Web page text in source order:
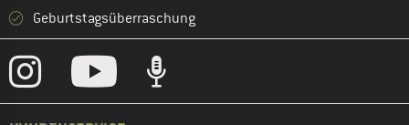
Geburtstagsüberraschung